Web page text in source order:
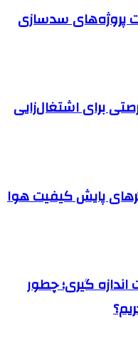
پروژه‌های سدسازی
برای اشتغال‌زایی
پایش کیفیت هوا
اندازه گیری؛ چطور